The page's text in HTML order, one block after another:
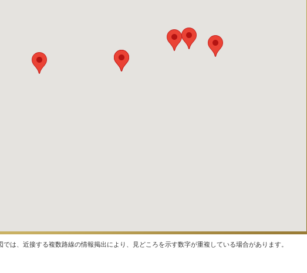
では、近接する複数路線の情報掲出により、見どころを示す数字が重複している場合があります。